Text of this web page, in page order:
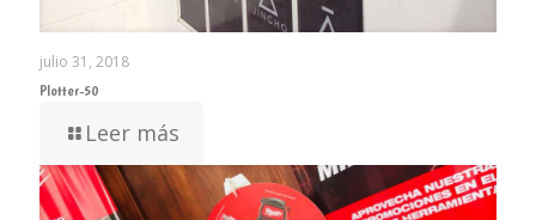
julio 31, 2018
Plotter-50
Leer más